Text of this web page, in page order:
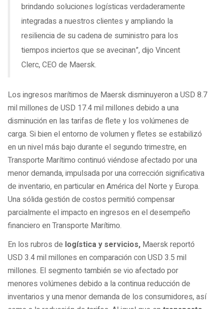
brindando soluciones logísticas verdaderamente
integradas a nuestros clientes y ampliando la
resiliencia de su cadena de suministro para los
tiempos inciertos que se avecinan”, dijo Vincent
Clerc, CEO de Maersk.
Los ingresos marítimos de Maersk disminuyeron a USD 8.7
mil millones de USD 17.4 mil millones debido a una
disminución en las tarifas de flete y los volúmenes de
carga. Si bien el entorno de volumen y fletes se estabilizó
en un nivel más bajo durante el segundo trimestre, en
Transporte Marítimo continuó viéndose afectado por una
menor demanda, impulsada por una corrección significativa
de inventario, en particular en América del Norte y Europa.
Una sólida gestión de costos permitió compensar
parcialmente el impacto en ingresos en el desempeño
financiero en Transporte Marítimo.
En los rubros de logística y servicios, Maersk reportó
USD 3.4 mil millones en comparación con USD 3.5 mil
millones. El segmento también se vio afectado por
menores volúmenes debido a la continua reducción de
inventarios y una menor demanda de los consumidores, así